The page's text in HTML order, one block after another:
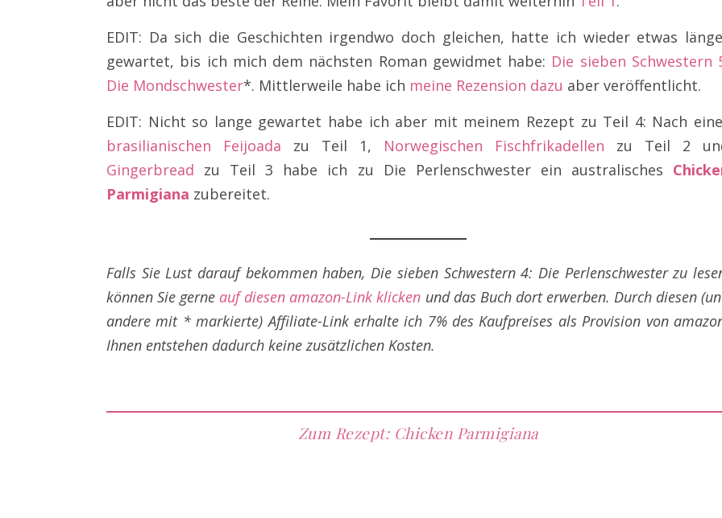
EDIT: Da sich die Geschichten irgendwo doch gleichen, hatte ich wieder etwas
gewartet, bis ich mich dem nächsten Roman gewidmet habe: Die sieben Schwestern
Die Mondschwester*. Mittlerweile habe ich meine Rezension dazu aber veröffentlicht.
EDIT: Nicht so lange gewartet habe ich aber mit meinem Rezept zu Teil 4: Nach
brasilianischen Feijoada zu Teil 1, Norwegischen Fischfrikadellen zu Teil 2
Gingerbread zu Teil 3 habe ich zu Die Perlenschwester ein australisches
Parmigiana zubereitet.
Falls Sie Lust darauf bekommen haben, Die sieben Schwestern 4: Die Perlenschwester zu
können Sie gerne auf diesen amazon-Link klicken und das Buch dort erwerben. Durch diesen
andere mit * markierte) Affiliate-Link erhalte ich 7% des Kaufpreises als Provision von
Ihnen entstehen dadurch keine zusätzlichen Kosten.
Zum Rezept: Chicken Parmigiana